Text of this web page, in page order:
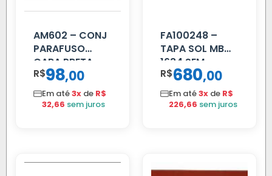
AM602 – CONJ
PARAFUSO
CARA PRETA
PARCIAL
R$98,00
Em até3x de R$
32,66 sem juros
FA100248 –
TAPA SOL MB
1634 SEM
SUPORTE FIBRA
R$680,00
Em até3x de R$
226,66 sem juros